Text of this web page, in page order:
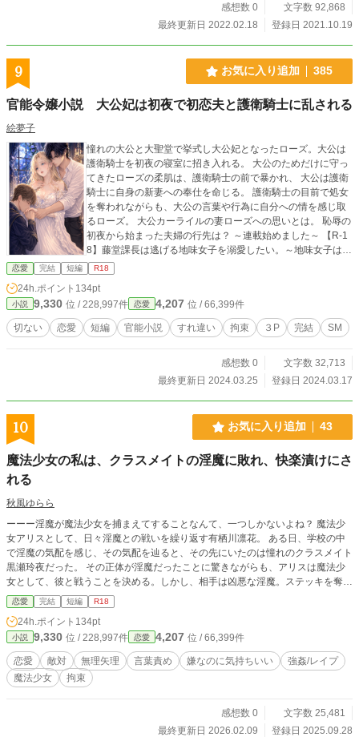
感想数 0
文字数 92,868
最終更新日 2022.02.18
登録日 2021.10.19
9 お気に入り追加 385
官能令嬢小説 大公妃は初夜で初恋夫と護衛騎士に乱される
絵夢子
憧れの大公と大聖堂で挙式し大公妃となったローズ。大公は
護衛騎士を初夜の寝室に招き入れる。 大公のためだけに守っ
てきたローズの柔肌は、護衛騎士の前で暴かれ、 大公は護衛
騎士に自身の新妻への奉仕を命じる。 護衛騎士の目前で処女
を奪われながらも、大公の言葉や行為に自分への情を感じ取
るローズ。 大公カーライルの妻ローズへの思いとは。 恥辱の
初夜から始まった夫婦の行先は？ ～連載始めました～ 【R-1
8】藤堂課長は逃げる地味女子を溺愛したい。～地味女子は推
しを拒みたい。 ～連載中～ 【R-18有】皇太子の執着と義兄
の献身
恋愛 完結 短編 R18
24h.ポイント 134pt
小説 9,330 位 / 228,997件 恋愛 4,207 位 / 66,399件
切ない 恋愛 短編 官能小説 すれ違い 拘束 ３P 完結 SM
感想数 0
文字数 32,713
最終更新日 2024.03.25
登録日 2024.03.17
10 お気に入り追加 43
魔法少女の私は、クラスメイトの淫魔に敗れ、快楽漬けにさ
れる
秋風ゆらら
ーーー淫魔が魔法少女を捕まえてすることなんて、一つしかないよね？ 魔法少
女アリスとして、日々淫魔との戦いを繰り返す有栖川凛花。 ある日、学校の中
で淫魔の気配を感じ、その気配を辿ると、その先にいたのは憧れのクラスメイト
黒瀬玲夜だった。 その正体が淫魔だったことに驚きながらも、アリスは魔法少
女として、彼と戦うことを決める。しかし、相手は凶悪な淫魔。ステッキを奪わ
れ、腰を抱かれ、あっさりと捕まってしまう。 「敵の前でそんな声出して……
この姿、他の魔法少女が見たらなんて言うだろうね。」 「教室では清楚な女の
子なのにね。他の淫魔にもこんなふうに虐められたの？」 嫌がるアリスだ
が、黒瀬はじわじわとアリスに快楽を与えてきて、身体は反応してしまい――
魔法少女の女の子が、敵の淫魔に捕まり、ひたすら気持ち良くされてしまうだけ
の話。
恋愛 完結 短編 R18
24h.ポイント 134pt
小説 9,330 位 / 228,997件 恋愛 4,207 位 / 66,399件
恋愛 敵対 無理矢理 言葉責め 嫌なのに気持ちいい
強姦/レイプ
魔法少女
拘束
感想数 0
文字数 25,481
最終更新日 2026.02.09
登録日 2025.09.28